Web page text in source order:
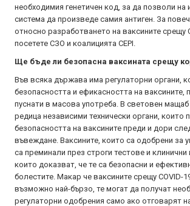
необходимия генетичен код, за да позволи на
система да произведе самия антиген. За
относно разработването на ваксините срещу
посетете СЗО и коалицията CEPI.
Ще бъде ли безопасна ваксината срещу
Във всяка държава има регулаторни органи,
безопасността и ефикасността на ваксините,
пуснати в масова употреба. В световен
редица независими технически органи, които
безопасността на ваксините преди и дори
въвеждане. Ваксините, които са одобрени за
са преминали през строги тестове и клинични
които доказват, че те са безопасни и
болестите. Макар че ваксините срещу COVID-
възможно най-бързо, те могат да получат
регулаторни одобрения само ако отговарят